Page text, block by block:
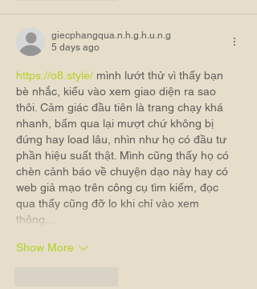
giecphangqua.n.h.g.h.u.n.g
5 days ago
https://o8.style/ mình lướt thử vì thấy bạn
bè nhắc, kiểu vào xem giao diện ra sao
thôi. Cảm giác đầu tiên là trang chạy khá
nhanh, bấm qua lại mượt chứ không bị
đứng hay load lâu, nhìn như họ có đầu tư
phần hiệu suất thật. Mình cũng thấy họ có
chèn cảnh báo về chuyện dạo này hay có
web giả mạo trên công cụ tìm kiếm, đọc
qua thấy cũng đỡ lo khi chỉ vào xem
thông…
Show More